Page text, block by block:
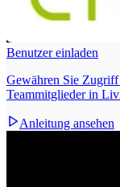
Benutzer einladen
Gewähren Sie
Teammitglieder in
Anleitung ansehen